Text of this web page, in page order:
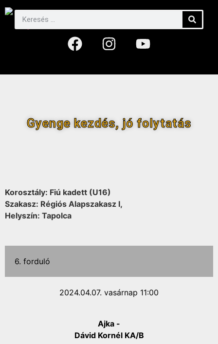
Gyenge kezdés, jó folytatás
Korosztály: Fiú kadett (U16)
Szakasz: Régiós Alapszakasz I,
Helyszín: Tapolca
6. forduló
2024.04.07. vasárnap 11:00
Ajka -
Dávid Kornél KA/B